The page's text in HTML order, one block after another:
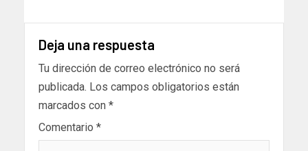
Deja una respuesta
Tu dirección de correo electrónico no será
publicada. Los campos obligatorios están
marcados con *
Comentario *